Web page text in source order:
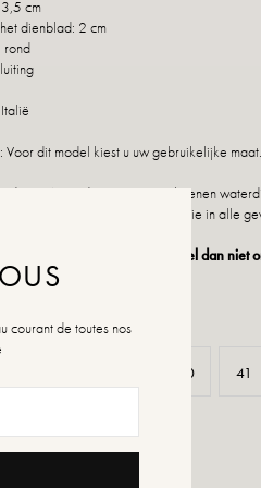
cm
dienblad: 2 cm
rond
Voor dit model kiest u uw gebruikelijke maat.
Wij raden u aan uw schoenen
of een multimateriaalspray die in alle
niet meer beschikbaar is, aarzel dan niet
40 41
courant de toutes nos